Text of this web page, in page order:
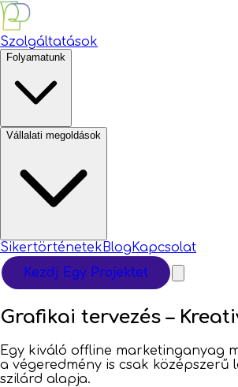
Szolgáltatások
Folyamatunk
Vállalati megoldások
Sikertörténetek BlogKapcsolat
Kezdj Egy Projektet
Grafikai tervezés –
Egy kiváló offline marketinganyag
a végeredmény is csak
szilárd alapja.